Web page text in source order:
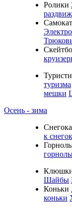
Ролики
туризма
мешки
Осень - зима
к
Шайбы
Коньки
коньки